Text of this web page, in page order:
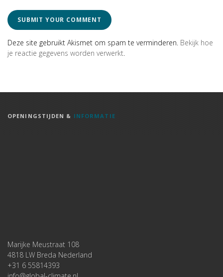
Deze site gebruikt Akismet om spam te verminderen. Bekijk hoe
je reactie gegevens worden verwerkt.
OPENINGSTIJDEN & INFORMATIE
Marijke Meustraat 108
4818 LW Breda Nederland
+31 6 55814393